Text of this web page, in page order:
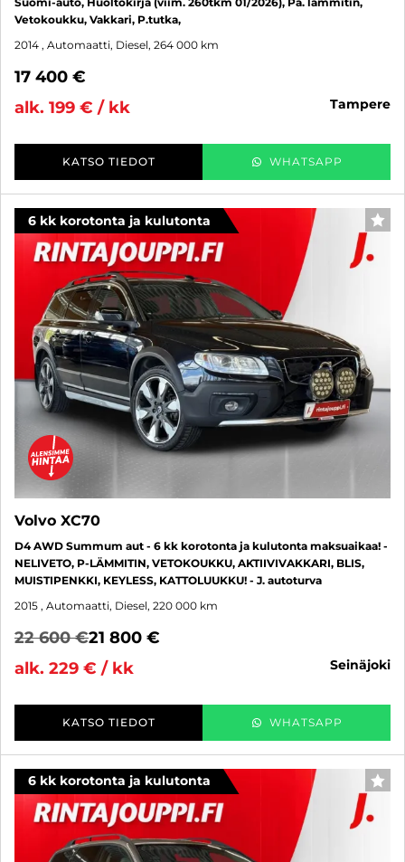
Vetokoukku, Vakkari, P.tutka,
2014 , Automaatti, Diesel, 264 000 km
17 400 €
alk. 199 € / kk
tampere
KATSO TIEDOT WHATSAPP
6 kk korotonta ja kulutonta
Volvo XC70
D4 AWD Summum aut - 6 kk korotonta ja kulutonta maksuaikaa! -
NELIVETO, P-LÄMMITIN, VETOKOUKKU, AKTIIVIVAKKARI, BLIS,
MUISTIPENKKI, KEYLESS, KATTOLUUKKU! - J. autoturva
2015 , Automaatti, Diesel, 220 000 km
22 600 €21 800 €
alk. 229 € / kk
seinäjoki
KATSO TIEDOT WHATSAPP
6 kk korotonta ja kulutonta